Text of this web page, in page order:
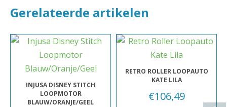
Gerelateerde artikelen
INJUSA DISNEY STITCH
LOOPMOTOR
BLAUW/ORANJE/GEEL
RETRO ROLLER LOOPAUTO
KATE LILA
€106,49